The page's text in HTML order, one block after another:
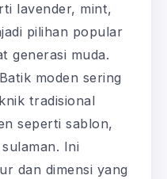
lavender, mint,
pilihan popular
generasi muda.
Batik moden sering
tradisional
seperti sablon,
Ini
dan dimensi yang